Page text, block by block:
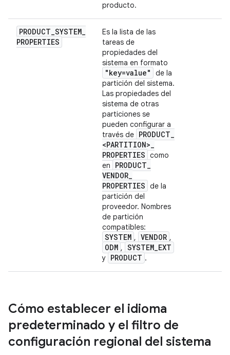
producto.
PRODUCT_SYSTEM_
PROPERTIES
Es la lista de las
tareas de
propiedades del
sistema en formato
"key=value"
de la
partición del sistema.
Las propiedades del
sistema de otras
particiones se
pueden configurar a
través de PRODUCT_
<PARTITION>_
PROPERTIES como
en
PRODUCT_
VENDOR_
PROPERTIES de la
partición del
proveedor. Nombres
de partición
compatibles:
SYSTEM , VENDOR ,
ODM , SYSTEM_EXT
y PRODUCT .
Cómo establecer el idioma
predeterminado y el filtro de
configuración regional del sistema